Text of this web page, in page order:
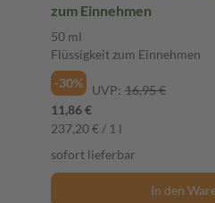
zum Einnehmen
50 ml
Flüssigkeit zum Einnehmen
-30%
UVP: 16,95 €
11,86 €
237,20 € / 1 l
sofort lieferbar
In den